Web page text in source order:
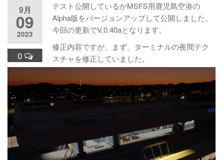
9月
09
2023
0
テスト公開しているかMSFS用鹿児島空港の
Alpha版をバージョンアップして公開しました。
今回の更新でV.0.40aとなります。
修正内容ですが、まず、ターミナルの夜間テク
スチャを修正していました。